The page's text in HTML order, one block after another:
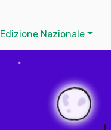
Edizione Nazionale